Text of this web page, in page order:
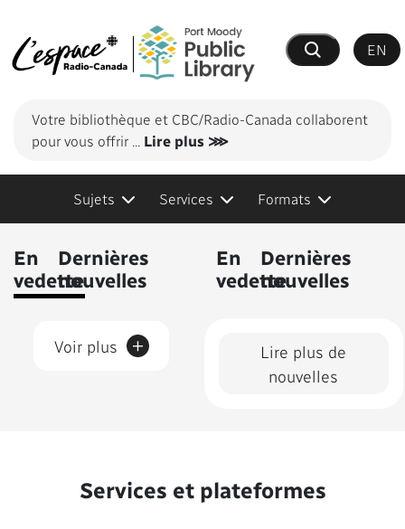
Recherche
EN
Votre bibliothèque et CBC/Radio-Canada collaborent
pour vous offrir ... Lire plus ⋙
Sujets Services Formats
En
vedette
Dernières
nouvelles
Lire plus de
nouvelles
En
vedette
Dernières
nouvelles
Voir plus +
Services et plateformes